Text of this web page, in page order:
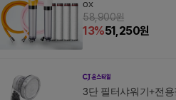
ox
58,900원
13%51,250원
3단 필터샤워기+전